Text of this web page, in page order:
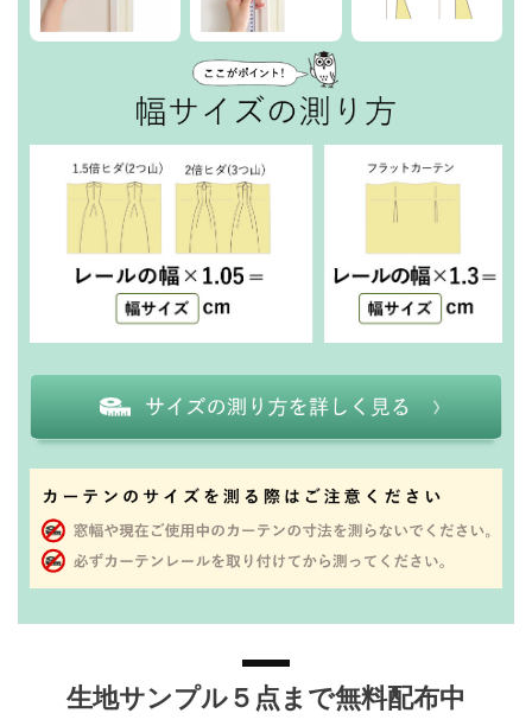
生地サンプル５点まで無料配布中